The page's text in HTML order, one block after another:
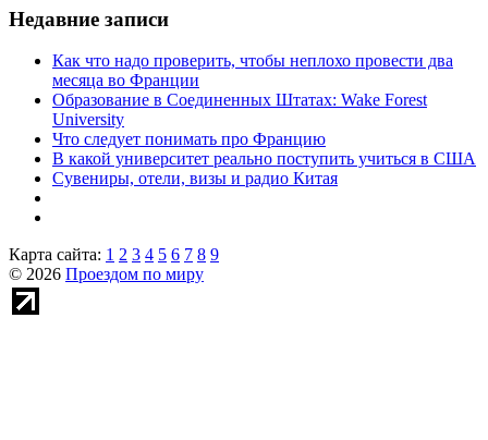
Недавние записи
Как что надо проверить, чтобы неплохо провести два
месяца во Франции
Образование в Соединенных Штатах: Wake Forest
University
Что следует понимать про Францию
В какой университет реально поступить учиться в США
Сувениры, отели, визы и радио Китая
Карта сайта: 1 2 3 4 5 6 7 8 9
© 2026 Проездом по миру